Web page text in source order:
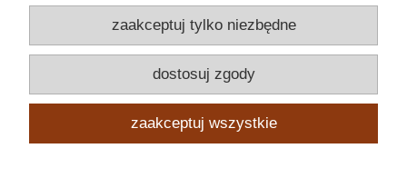
Informacje
zaakceptuj tylko niezbędne
dostosuj zgody
zaakceptuj wszystkie